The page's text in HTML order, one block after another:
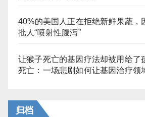
40%的美国人正在拒绝新鲜果蔬，
批人“喷射性腹泻”
让猴子死亡的基因疗法却被用给了
死亡：一场悲剧如何让基因治疗领
归档